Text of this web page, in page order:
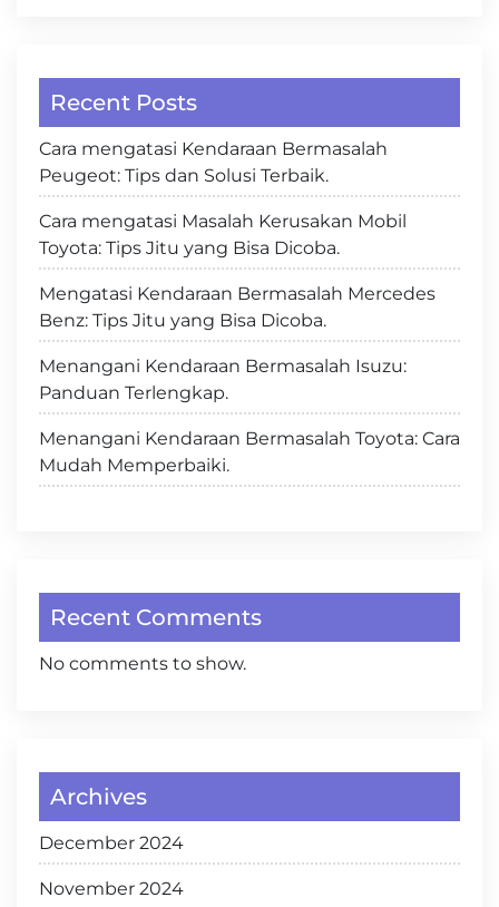
Recent Posts
Cara mengatasi Kendaraan Bermasalah
Peugeot: Tips dan Solusi Terbaik.
Cara mengatasi Masalah Kerusakan Mobil
Toyota: Tips Jitu yang Bisa Dicoba.
Mengatasi Kendaraan Bermasalah Mercedes
Benz: Tips Jitu yang Bisa Dicoba.
Menangani Kendaraan Bermasalah Isuzu:
Panduan Terlengkap.
Menangani Kendaraan Bermasalah Toyota: Cara
Mudah Memperbaiki.
Recent Comments
No comments to show.
Archives
December 2024
November 2024